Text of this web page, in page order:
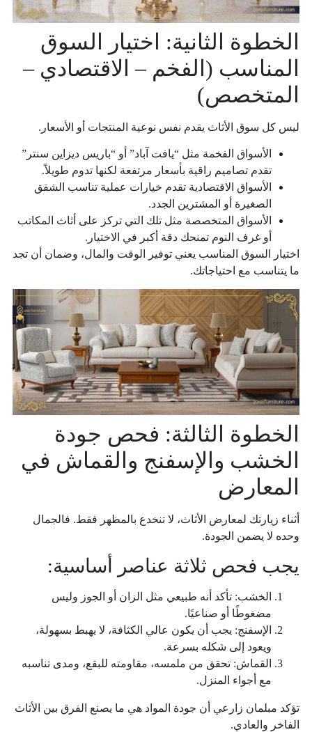
الخطوة الثانية: اختيار السوق
المناسب (الفخم – الاقتصادي –
المتخصص)
ليس كل سوق الأثاث يقدم نفس نوعية المنتجات أو الأسعار.
الأسواق الفخمة مثل “يافت آباد” أو “باريس ديزاين سنتر”
تقدم تصاميم راقية بأسعار مرتفعة لكنها تدوم طويلاً.
الأسواق الاقتصادية تقدم خيارات عملية تناسب الشقق
الصغيرة أو المشترين الجدد.
الأسواق المتخصصة مثل تلك التي تركز على أثاث المكاتب
أو غرف النوم تمنحك دقة أكبر في الاختيار.
اختيار السوق المناسب يعني توفير الوقت والمال، وضمان أن تجد
ما يتناسب مع احتياجاتك.
الخطوة الثالثة: فحص جودة
الخشب والإسفنج والقماش في
المعارض
أثناء زيارتك لمعارض الأثاث، لا تنخدع بالمظهر فقط. فالجمال
وحده لا يضمن الجودة.
يجب فحص ثلاثة عناصر أساسية:
الخشب: تأكد أنه طبيعي مثل الزان أو الجوز وليس
مضغوطًا أو صناعيًا.
الإسفنج: يجب أن يكون عالي الكثافة، لا يهبط بسهولة،
ويعود إلى شكله بسرعة.
القماش: تحقق من ملمسه، مقاومته للبقع، ومدى تناسبه
مع أجواء المنزل.
تؤكد مبلمان زارعي أن جودة المواد هي ما يصنع الفرق بين الأثاث
الفاخر والعادي.